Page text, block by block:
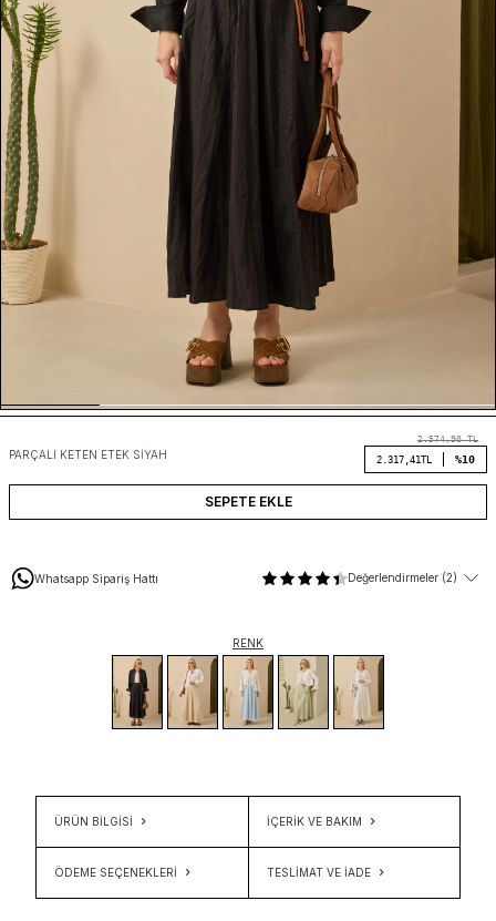
PARÇALI KETEN ETEK SIYAH
2.574,90TL
2.317,41 TL %10
SEPETE EKLE
Whatsapp Sipariş Hattı Değerlendirmeler (2)
RENK
ÜRÜN BİLGİSİ İÇERIK VE BAKIM
ÖDEME SEÇENEKLERI TESLIMAT VE İADE